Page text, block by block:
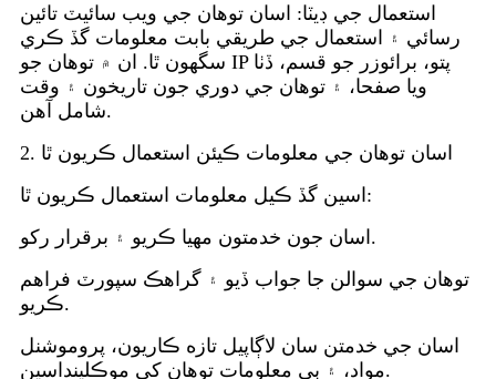
استعمال جي ڊيٽا: اسان توهان جي ويب سائيٽ تائين
رسائي ۽ استعمال جي طريقي بابت معلومات گڏ ڪري
سگهون ٿا. ان ۾ توهان جو IP پتو، برائوزر جو قسم، ڏٺا
ويا صفحا، ۽ توهان جي دوري جون تاريخون ۽ وقت
شامل آهن.
2. اسان توهان جي معلومات ڪيئن استعمال ڪريون ٿا
اسين گڏ ڪيل معلومات استعمال ڪريون ٿا:
اسان جون خدمتون مهيا ڪريو ۽ برقرار رکو.
توهان جي سوالن جا جواب ڏيو ۽ گراهڪ سپورٽ فراهم
ڪريو.
اسان جي خدمتن سان لاڳاپيل تازه ڪاريون، پروموشنل
مواد، ۽ ٻي معلومات توهان کي موڪلينداسين.